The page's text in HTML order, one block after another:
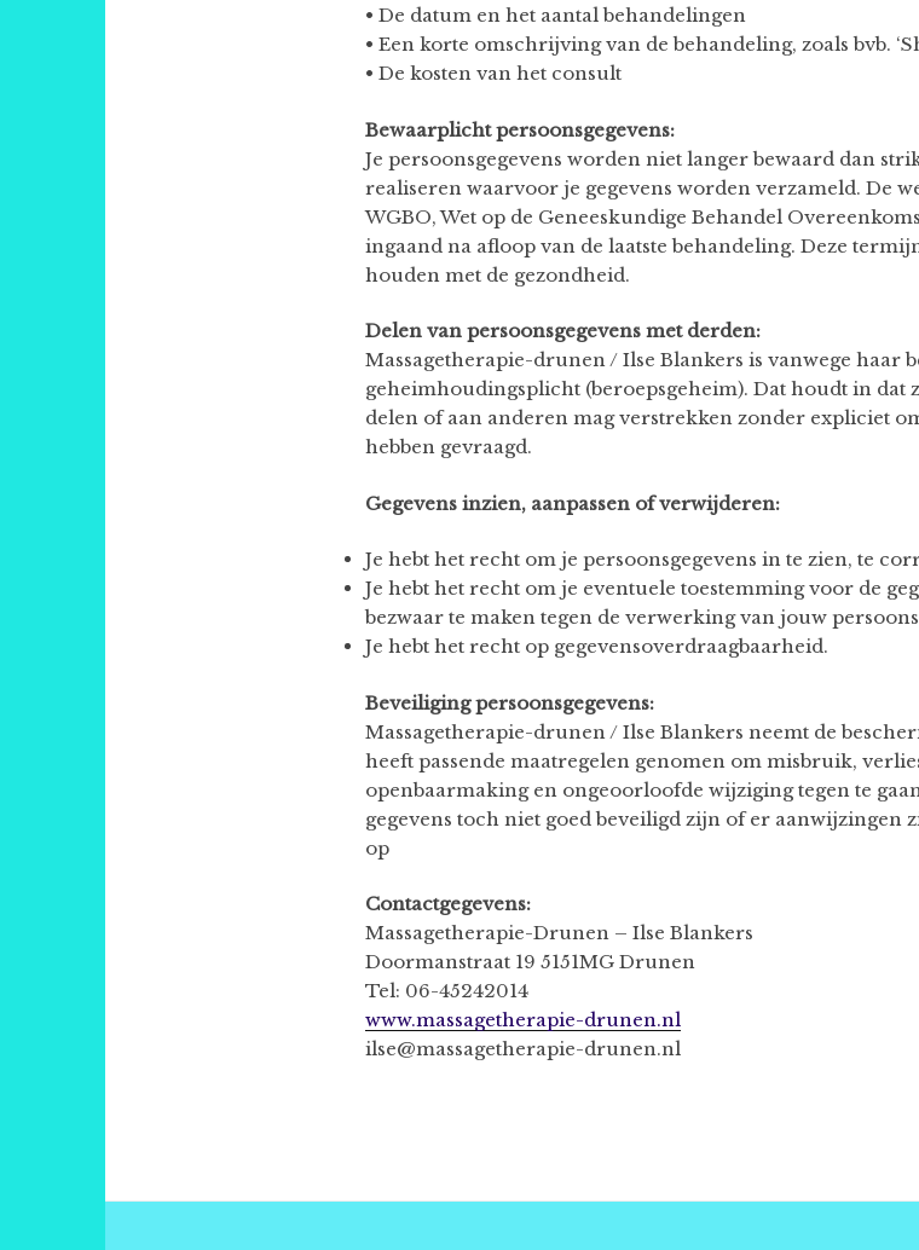
• De datum en het aantal behandelingen
• Een korte omschrijving van de behandeling, zoals bvb.
• De kosten van het consult
Bewaarplicht persoonsgegevens:
Je persoonsgegevens worden niet langer bewaard dan
realiseren waarvoor je gegevens worden verzameld. De
WGBO, Wet op de Geneeskundige Behandel
ingaand na afloop van de laatste behandeling. Deze
houden met de gezondheid.
Delen van persoonsgegevens met derden:
Massagetherapie-drunen / Ilse Blankers is vanwege haar
geheimhoudingsplicht (beroepsgeheim). Dat houdt in dat
delen of aan anderen mag verstrekken zonder expliciet
hebben gevraagd.
Gegevens inzien, aanpassen of verwijderen:
Je hebt het recht om je persoonsgegevens in te zien, te
Je hebt het recht om je eventuele toestemming voor de
bezwaar te maken tegen de verwerking van jouw
Je hebt het recht op gegevensoverdraagbaarheid.
Beveiliging persoonsgegevens:
Massagetherapie-drunen / Ilse Blankers neemt de
heeft passende maatregelen genomen om misbruik,
openbaarmaking en ongeoorloofde wijziging tegen te
gegevens toch niet goed beveiligd zijn of er aanwijzingen
op
Contactgegevens:
Massagetherapie-Drunen – Ilse Blankers
Doormanstraat 19 5151MG Drunen
Tel: 06-45242014
www.massagetherapie-drunen.nl
ilse@massagetherapie-drunen.nl